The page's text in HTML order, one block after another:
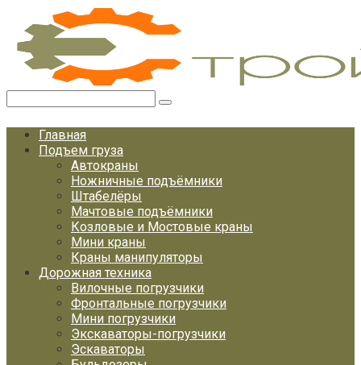
Перейти
контенту
Главная
Подъем груза
Автокраны
Ножничные подъёмники
Штабелёры
Мачтовые подъёмники
Козловые и Мостовые краны
Мини краны
Краны манипуляторы
Дорожная техника
Вилочные погрузчики
Фронтальные погрузчики
Мини погрузчики
Экскаваторы-погрузчики
Эскаваторы